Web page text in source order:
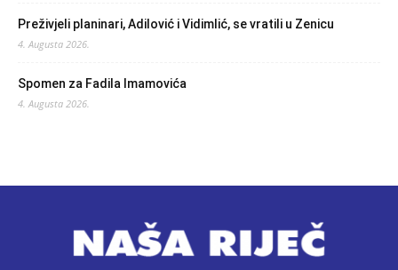
Preživjeli planinari, Adilović i Vidimlić, se vratili u Zenicu
4. Augusta 2026.
Spomen za Fadila Imamovića
4. Augusta 2026.